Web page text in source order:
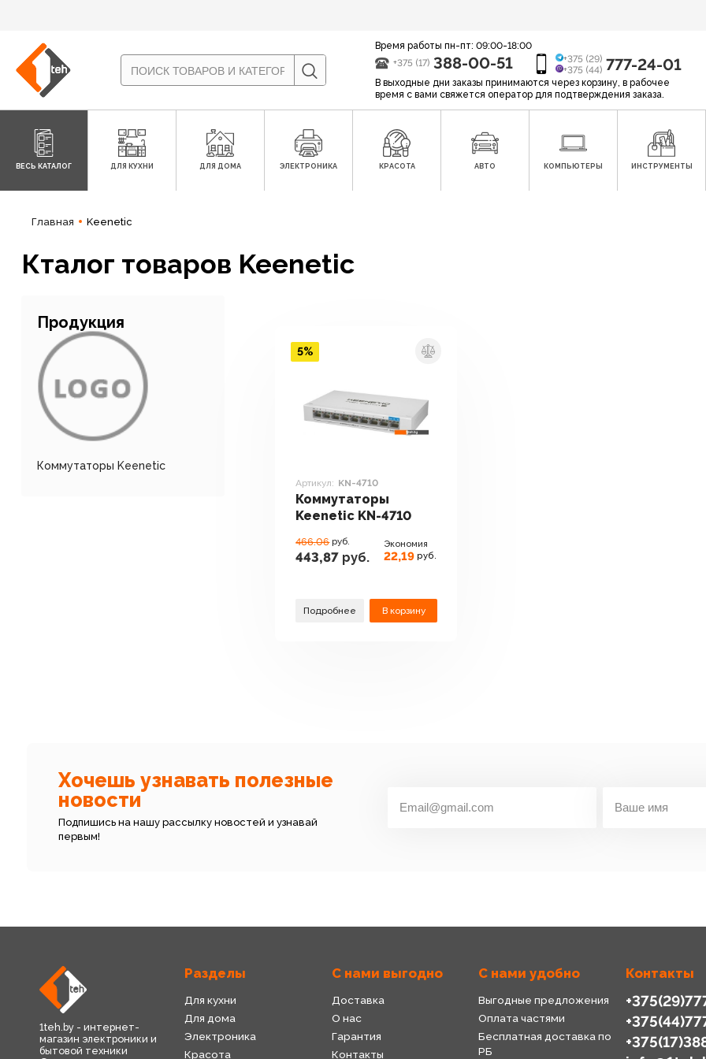
Время работы пн-пт: 09:00-18:00
+375 (17) 388-00-51
+375 (29)
+375 (44) 777-24-01
В выходные дни заказы принимаются через корзину, в рабочее
время с вами свяжется оператор для подтверждения заказа.
ВЕСЬ КАТАЛОГ ДЛЯ КУХНИ ДЛЯ ДОМА ЭЛЕКТРОНИКА КРАСОТА АВТО КОМПЬЮТЕРЫ ИНСТРУМЕНТЫ
Главная Keenetic
Кталог товаров Keenetic
Продукция
Коммутаторы Keenetic
Артикул: KN-4710
Коммутаторы
Keenetic KN-4710
466.06 руб.
443,87 руб.
Экономия
22,19 руб.
Подробнее В корзину
5%
Хочешь узнавать полезные
новости
Подпишись на нашу рассылку новостей и узнавай
первым!
1teh.by - интернет-
магазин электроники и
бытовой техники
Разделы
Для кухни
Для дома
Электроника
Красота
С нами выгодно
Доставка
О нас
Гарантия
Контакты
С нами удобно
Выгодные предложения
Оплата частями
Бесплатная доставка по
РБ
Контакты